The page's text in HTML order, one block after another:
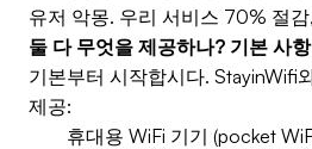
유저 악몽. 우리 서비스 70% 절
둘 다 무엇을 제공하나? 기본 사
기본부터 시작합시다. StayinWifi
제공:
휴대용 WiFi 기기 (pocket